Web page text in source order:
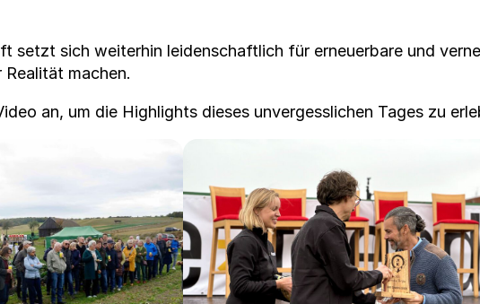
set­zt sich weit­er­hin lei­den­schaftlich für erneuer­bare und
Real­ität machen.
an, um die High­lights dieses unvergesslichen Tages zu